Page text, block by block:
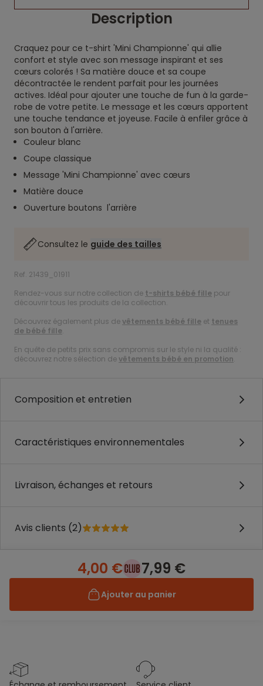
Description
Craquez pour ce t-shirt 'Mini Championne' qui allie
confort et style avec son message inspirant et ses
cœurs colorés ! Sa matière douce et sa coupe
décontractée le rendent parfait pour les journées
actives. Idéal pour ajouter une touche de fun à la garde-
robe de votre petite. Le message et les cœurs apportent
une touche tendance et joyeuse. Facile à enfiler grâce à
son bouton à l'arrière.
Couleur blanc
Coupe classique
Message 'Mini Championne' avec cœurs
Matière douce
Ouverture boutons l'arrière
Consultez le guide des tailles
Ref. 21439_01911
Rendez-vous sur notre collection de t-shirts bébé fille pour
découvrir tous les produits de la collection.
Découvrez également plus devêtements bébé fille et tenues
de bébé fille.
En quête de petits prix sans compromis sur le style ni la qualité :
découvrez notre sélection devêtements bébé en promotion.
Composition et entretien
Caractéristiques environnementales
Livraison, échanges et retours
Avis clients (2)
4,00 € 7,99 €
Ajouter au panier